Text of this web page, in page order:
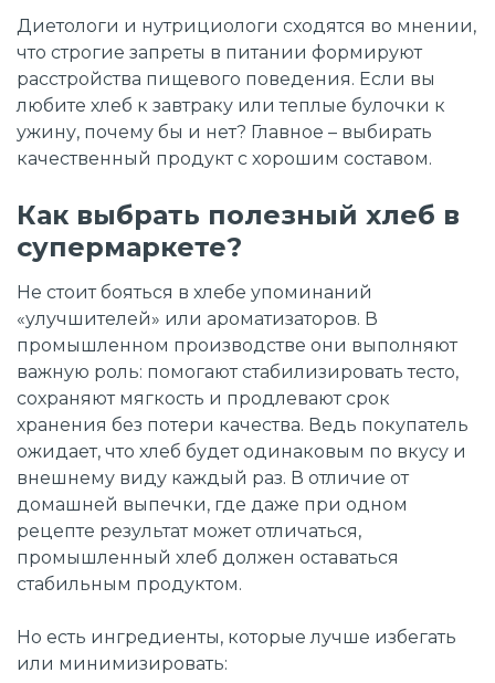
Диетологи и нутрициологи сходятся во мнении,
что строгие запреты в питании формируют
расстройства пищевого поведения. Если вы
любите хлеб к завтраку или теплые булочки к
ужину, почему бы и нет? Главное – выбирать
качественный продукт с хорошим составом.
Как выбрать полезный хлеб в
супермаркете?
Не стоит бояться в хлебе упоминаний
«улучшителей» или ароматизаторов. В
промышленном производстве они выполняют
важную роль: помогают стабилизировать тесто,
сохраняют мягкость и продлевают срок
хранения без потери качества. Ведь покупатель
ожидает, что хлеб будет одинаковым по вкусу и
внешнему виду каждый раз. В отличие от
домашней выпечки, где даже при одном
рецепте результат может отличаться,
промышленный хлеб должен оставаться
стабильным продуктом.
Но есть ингредиенты, которые лучше избегать
или минимизировать: